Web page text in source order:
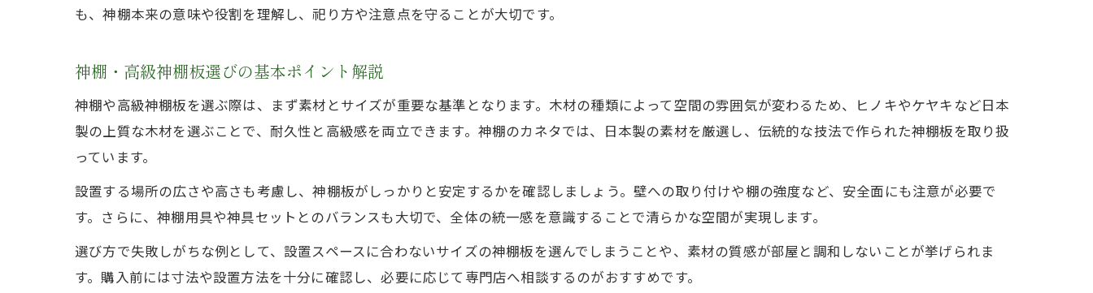
神棚のカネタ式神聖空間の作り方
神棚用具の日常的な使い方と配慮点
高級神棚板を活かす毎日の工夫
神棚セットで生活に神聖さをプラス
神棚用具の選び方と100均活用術
正しい神具配置で神様のご加護を感じる
神棚用具と神棚神具の正しい配置法
も、神棚本来の意味や役割を理解し、祀り方や注意点を守ることが大切です。
神棚・高級神棚板選びの基本ポイント解説
神棚や高級神棚板を選ぶ際は、まず素材とサイズが重要な基準となります。木材の種類によって空間の雰囲気が変わるため、ヒノキやケヤキなど日本
製の上質な木材を選ぶことで、耐久性と高級感を両立できます。神棚のカネタでは、日本製の素材を厳選し、伝統的な技法で作られた神棚板を取り扱
っています。
設置する場所の広さや高さも考慮し、神棚板がしっかりと安定するかを確認しましょう。壁への取り付けや棚の強度など、安全面にも注意が必要で
す。さらに、神棚用具や神具セットとのバランスも大切で、全体の統一感を意識することで清らかな空間が実現します。
選び方で失敗しがちな例として、設置スペースに合わないサイズの神棚板を選んでしまうことや、素材の質感が部屋と調和しないことが挙げられま
す。購入前には寸法や設置方法を十分に確認し、必要に応じて専門店へ相談するのがおすすめです。